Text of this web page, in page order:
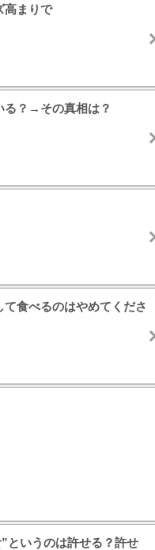
高まりで
る？→その真相は？
て食べるのはやめてくださ
というのは許せる？許せ